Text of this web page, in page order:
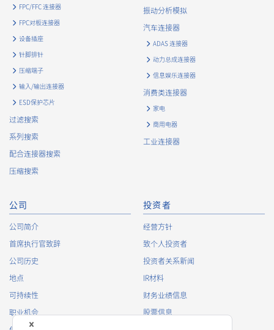
FPC/FFC 连接器
FPC对板连接器
设备插座
针脚排针
压缩端子
输入/输出连接器
ESD保护芯片
过滤搜索
系列搜索
配合连接器搜索
压缩搜索
振动分析模拟
汽车连接器
ADAS 连接器
动力总成连接器
信息娱乐连接器
消费类连接器
家电
商用电器
工业连接器
公司
公司简介
首席执行官致辞
公司历史
地点
可持续性
职业机会
投资者
经营方针
致个人投资者
投资者关系新闻
IR材料
财务业绩信息
股票信息